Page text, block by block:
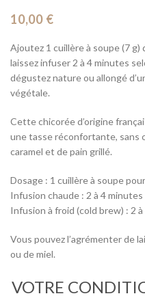
10,00 €
Ajoutez 1 cuillère à soupe (7 g)
laissez infuser 2 à 4 minutes
dégustez nature ou allongé
végétale.
Cette chicorée d’origine
une tasse réconfortante, sans
caramel et de pain grillé.
Dosage : 1 cuillère à soupe
Infusion chaude : 2 à 4 minutes
Infusion à froid (cold brew) : 2
Vous pouvez l’agrémenter de
ou de miel.
VOTRE